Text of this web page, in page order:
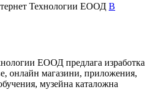
Технологии ЕООД В
ЕООД предлага изработка
онлайн магазини, приложения,
музейна каталожна